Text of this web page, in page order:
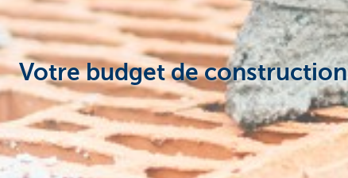
Votre budget de construction